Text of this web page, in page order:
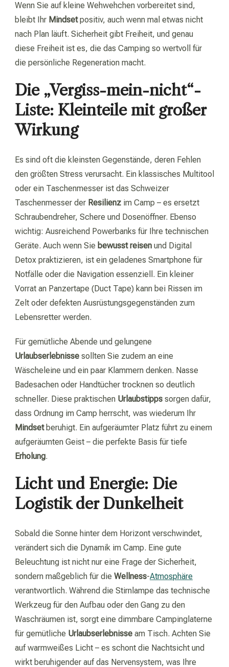
Wenn Sie auf kleine Wehwehchen vorbereitet sind,
bleibt Ihr Mindsetpositiv, auch wenn mal etwas nicht
nach Plan läuft. Sicherheit gibt Freiheit, und genau
diese Freiheit ist es, die das Camping so wertvoll für
die persönliche Regeneration macht.
Die „Vergiss-mein-nicht“-
Liste: Kleinteile mit großer
Wirkung
Es sind oft die kleinsten Gegenstände, deren Fehlen
den größten Stress verursacht. Ein klassisches Multitool
oder ein Taschenmesser ist das Schweizer
Taschenmesser der Resilienz im Camp – es ersetzt
Schraubendreher, Schere und Dosenöffner. Ebenso
wichtig: Ausreichend Powerbanks für Ihre technischen
Geräte. Auch wenn Sie bewusst reisen und Digital
Detox praktizieren, ist ein geladenes Smartphone für
Notfälle oder die Navigation essenziell. Ein kleiner
Vorrat an Panzertape (Duct Tape) kann bei Rissen im
Zelt oder defekten Ausrüstungsgegenständen zum
Lebensretter werden.
Für gemütliche Abende und gelungene
Urlaubserlebnisse sollten Sie zudem an eine
Wäscheleine und ein paar Klammern denken. Nasse
Badesachen oder Handtücher trocknen so deutlich
schneller. Diese praktischen Urlaubstipps sorgen dafür,
dass Ordnung im Camp herrscht, was wiederum Ihr
Mindsetberuhigt. Ein aufgeräumter Platz führt zu einem
aufgeräumten Geist – die perfekte Basis für tiefe
Erholung.
Licht und Energie: Die
Logistik der Dunkelheit
Sobald die Sonne hinter dem Horizont verschwindet,
verändert sich die Dynamik im Camp. Eine gute
Beleuchtung ist nicht nur eine Frage der Sicherheit,
sondern maßgeblich für die Wellness-Atmosphäre
verantwortlich. Während die Stirnlampe das technische
Werkzeug für den Aufbau oder den Gang zu den
Waschräumen ist, sorgt eine dimmbare Campinglaterne
für gemütliche Urlaubserlebnisse am Tisch. Achten Sie
auf warmweißes Licht – es schont die Nachtsicht und
wirkt beruhigender auf das Nervensystem, was Ihre